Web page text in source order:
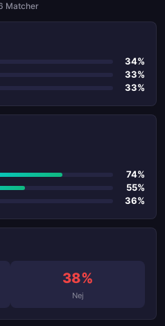
Matcher
34%
33%
33%
74%
55%
36%
38%
Nej